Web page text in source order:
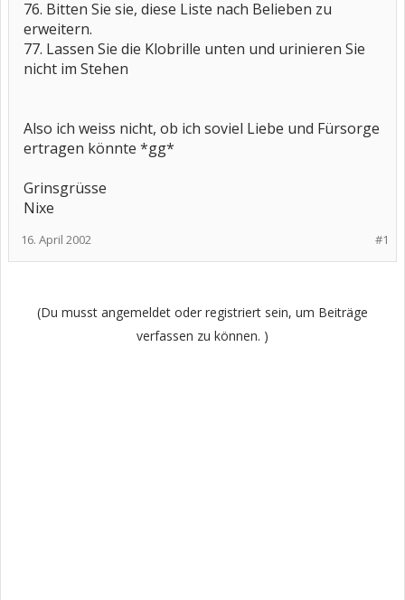
76. Bitten Sie sie, diese Liste nach Belieben zu
erweitern.
77. Lassen Sie die Klobrille unten und urinieren Sie
nicht im Stehen
Also ich weiss nicht, ob ich soviel Liebe und Fürsorge
ertragen könnte *gg*
Grinsgrüsse
Nixe
#1
16. April 2002
(Du musst angemeldet oder registriert sein, um Beiträge
verfassen zu können. )